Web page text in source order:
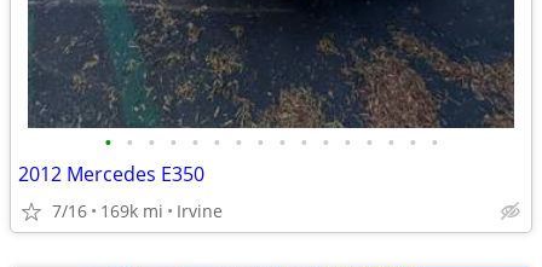
• • • • • • • • • • • • • • • •
2012 Mercedes E350
7/16 169k mi Irvine